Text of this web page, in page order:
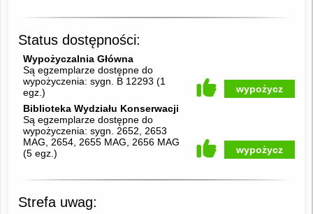
Status dostępności:
Wypożyczalnia Główna
Są egzemplarze dostępne do
wypożyczenia:sygn. B 12293(1
egz.)
wypożycz
Biblioteka Wydziału Konserwacji
Są egzemplarze dostępne do
wypożyczenia:sygn. 2652, 2653
MAG, 2654, 2655 MAG, 2656 MAG
(5 egz.) wypożycz
Strefa uwag: